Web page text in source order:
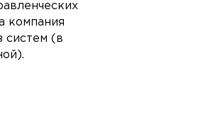
компания
систем (в